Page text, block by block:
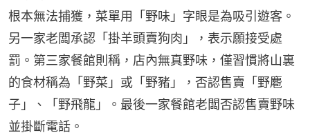
根本無法捕獲，菜單用「野味」字眼是為吸引遊客。
另一家老闆承認「掛羊頭賣狗肉」，表示願接受處
罰。第三家餐館則稱，店內無真野味，僅習慣將山裏
的食材稱為「野菜」或「野豬」，否認售賣「野麅
子」、「野飛龍」。最後一家餐館老闆否認售賣野味
並掛斷電話。